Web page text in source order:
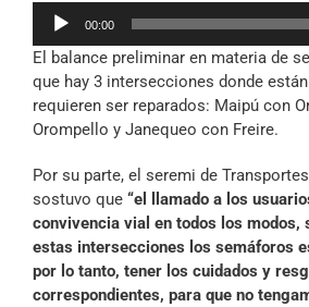
Reproductor
audio
00:00
El balance preliminar en materia de
que hay 3 intersecciones donde
requieren ser reparados: Maipú con
Orompello y Janequeo con Freire.
Por su parte, el seremi de
sostuvo que “el llamado a los
convivencia vial en todos los modos,
estas intersecciones los semáforos
por lo tanto, tener los cuidados y
correspondientes, para que no